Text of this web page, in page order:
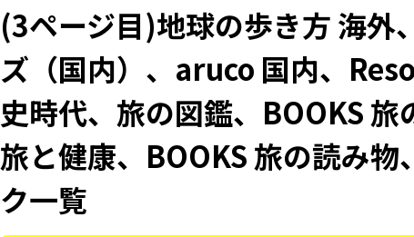
(3ページ目)地球の歩き方 海外
ズ（国内）、aruco 国内、
史時代、旅の図鑑、BOOKS
旅と健康、BOOKS 旅の読み物
ク一覧